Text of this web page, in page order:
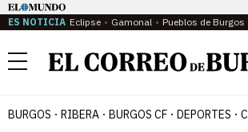
ES NOTICIA Eclipse Gamonal Pueblos de Burgos
Menú
BURGOS RIBERA BURGOS CF DEPORTES